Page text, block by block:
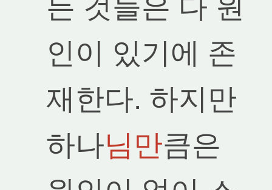
든 것들은 다 원
인이 있기에 존
재한다. 하지만
하나님만큼은